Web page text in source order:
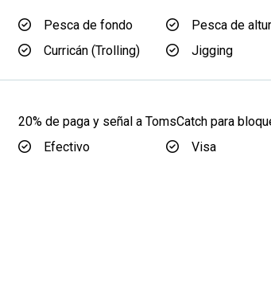
Pesca de fondo Pesca de
Curricán (Trolling)
Jigging
20% de paga y señal a TomsCatch para
Efectivo
Visa